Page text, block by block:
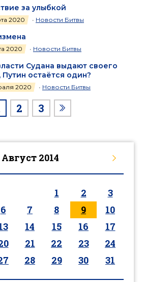
за улыбкой
2020 • Новости Битвы
2020 • Новости Битвы
Судана выдают своего
Путин остаётся один?
2020 • Новости Битвы
2 3
Август 2014
1 2
3
6 7 8 9
10
14 15 16
17
21 22 23
24
28 29 30 31